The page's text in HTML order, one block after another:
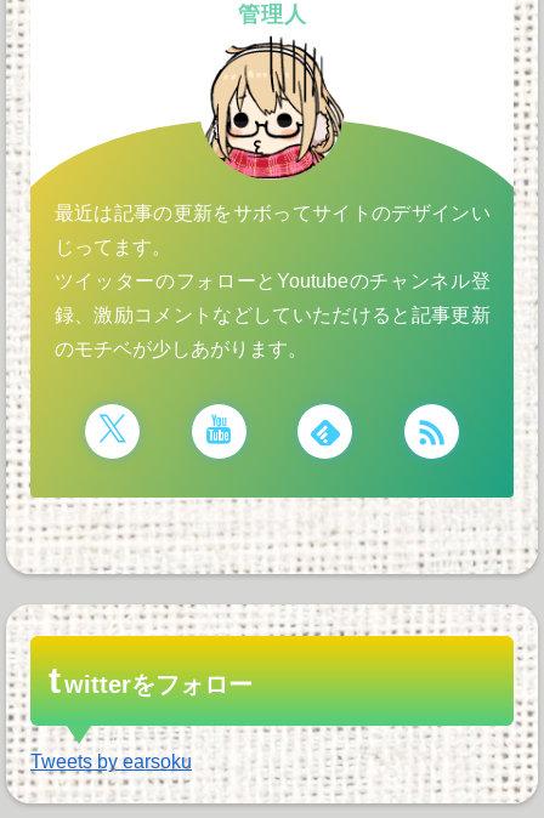
管理人
最近は記事の更新をサボってサイトのデザインい
じってます。
ツイッターのフォローとYoutubeのチャンネル登
録、激励コメントなどしていただけると記事更新
のモチベが少しあがります。
twitterをフォロー
Tweets by earsoku